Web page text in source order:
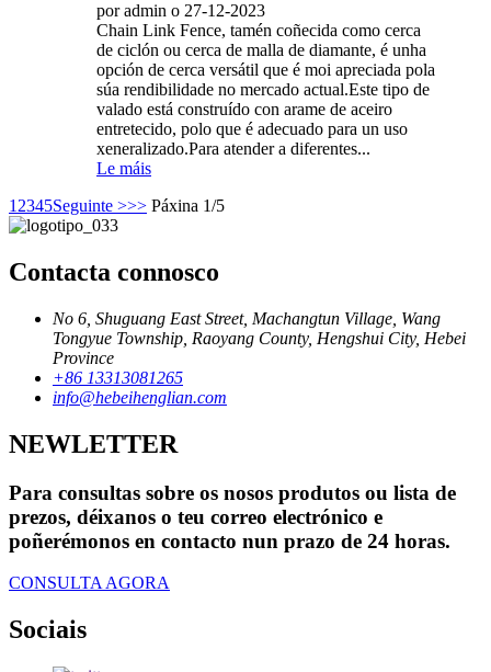
por admin o 27-12-2023
Chain Link Fence, tamén coñecida como cerca
de ciclón ou cerca de malla de diamante, é unha
opción de cerca versátil que é moi apreciada pola
súa rendibilidade no mercado actual.Este tipo de
valado está construído con arame de aceiro
entretecido, polo que é adecuado para un uso
xeneralizado.Para atender a diferentes...
Le máis
1 2345Seguinte >>> Páxina 1/5
Contacta connosco
No 6, Shuguang East Street, Machangtun Village, Wang
Tongyue Township, Raoyang County, Hengshui City, Hebei
Province
+86 13313081265
info@hebeihenglian.com
NEWLETTER
Para consultas sobre os nosos produtos ou lista de
prezos, déixanos o teu correo electrónico e
poñerémonos en contacto nun prazo de 24 horas.
CONSULTA AGORA
Sociais